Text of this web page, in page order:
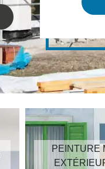
PEINTURE